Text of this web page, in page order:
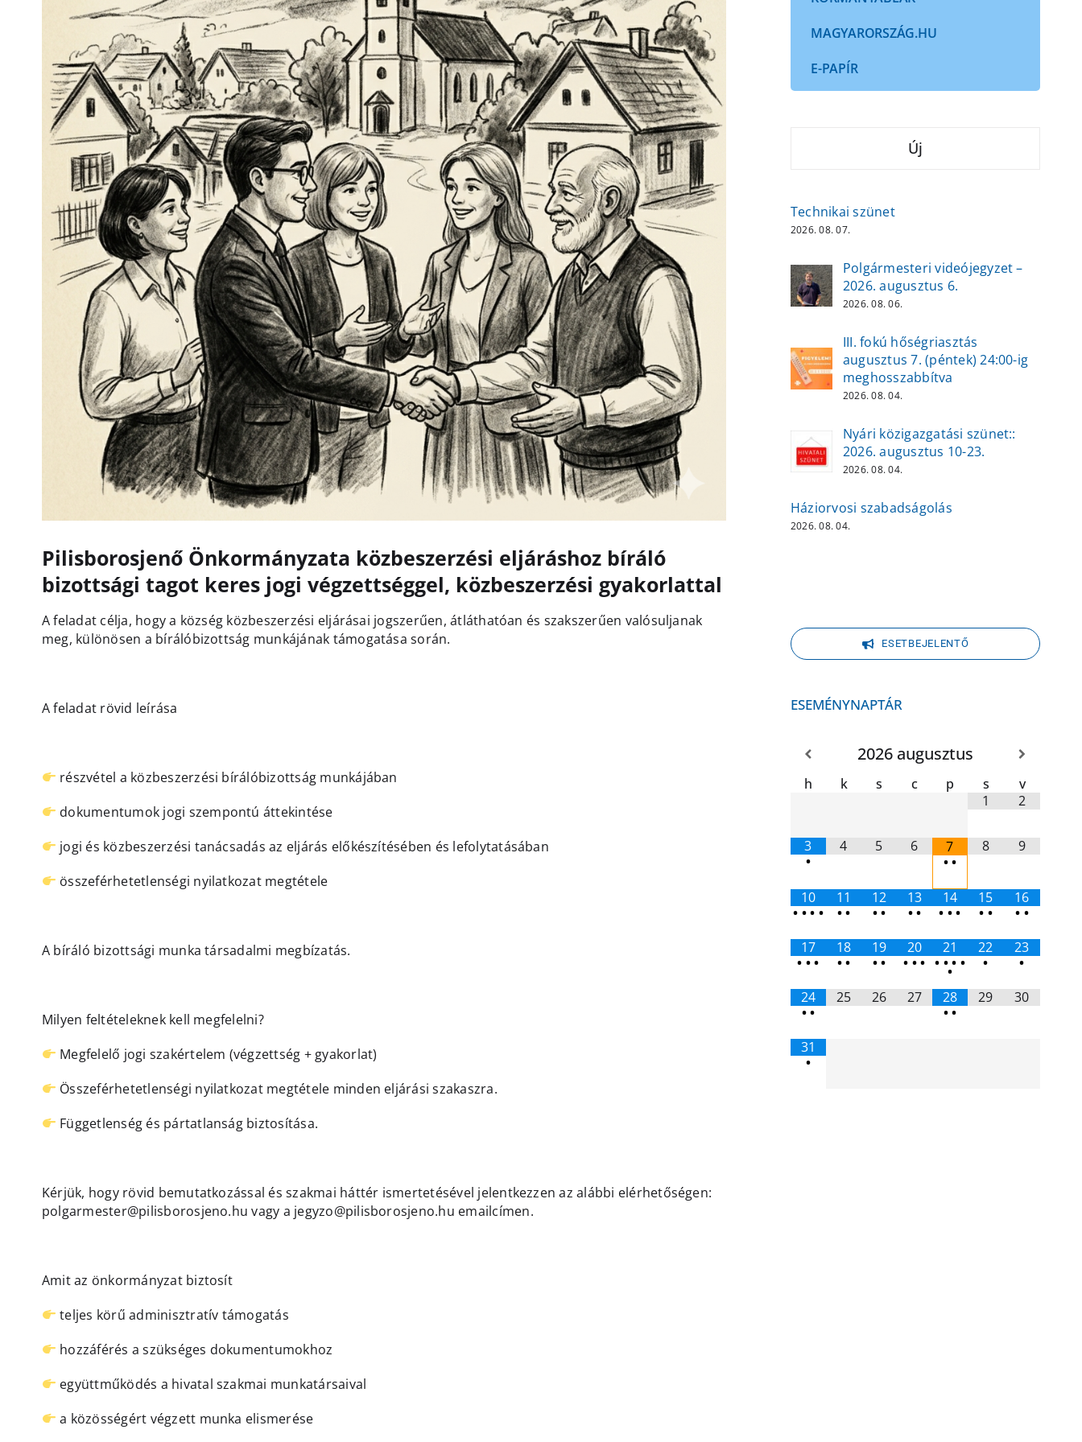
Pilisborosjenő Önkormányzata közbeszerzési eljáráshoz bíráló
bizottsági tagot keres jogi végzettséggel, közbeszerzési gyakorlattal
A feladat célja, hogy a község közbeszerzési eljárásai jogszerűen, átláthatóan és szakszerűen valósuljanak
meg, különösen a bírálóbizottság munkájának támogatása során.
A feladat rövid leírása
részvétel a közbeszerzési bírálóbizottság munkájában
dokumentumok jogi szempontú áttekintése
jogi és közbeszerzési tanácsadás az eljárás előkészítésében és lefolytatásában
összeférhetetlenségi nyilatkozat megtétele
A bíráló bizottsági munka társadalmi megbízatás.
Milyen feltételeknek kell megfelelni?
Megfelelő jogi szakértelem (végzettség + gyakorlat)
Összeférhetetlenségi nyilatkozat megtétele minden eljárási szakaszra.
Függetlenség és pártatlanság biztosítása.
Kérjük, hogy rövid bemutatkozással és szakmai háttér ismertetésével jelentkezzen az alábbi elérhetőségen:
polgarmester@pilisborosjeno.hu vagy a jegyzo@pilisborosjeno.hu emailcímen.
Amit az önkormányzat biztosít
teljes körű adminisztratív támogatás
hozzáférés a szükséges dokumentumokhoz
együttműködés a hivatal szakmai munkatársaival
a közösségért végzett munka elismerése
MAGYARORSZÁG.HU
E-PAPÍR
Új
Technikai szünet
2026. 08. 07.
Polgármesteri videójegyzet –
2026. augusztus 6.
2026. 08. 06.
III. fokú hőségriasztás
augusztus 7. (péntek) 24:00-ig
meghosszabbítva
2026. 08. 04.
Nyári közigazgatási szünet::
2026. augusztus 10-23.
2026. 08. 04.
Háziorvosi szabadságolás
2026. 08. 04.
ESETBEJELENTŐ
ESEMÉNYNAPTÁR
2026 augusztus
h k s c p s
v
1
2
3
•
4 5 6
7
••
8 9
10
••••
11
••
12
••
13
••
14
•••
15
••
16
••
17
•••
18
••
19
••
20
•••
21
••••
•
22
•
23
•
24
••
25 26 27
28
••
29 30
31
•